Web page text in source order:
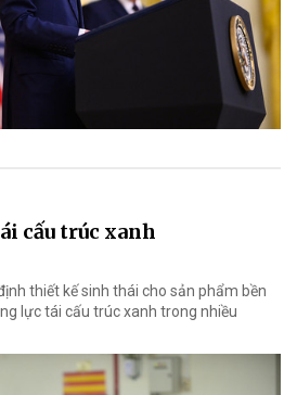
cấu trúc xanh
thiết kế sinh thái cho sản phẩm bền
lực tái cấu trúc xanh trong nhiều